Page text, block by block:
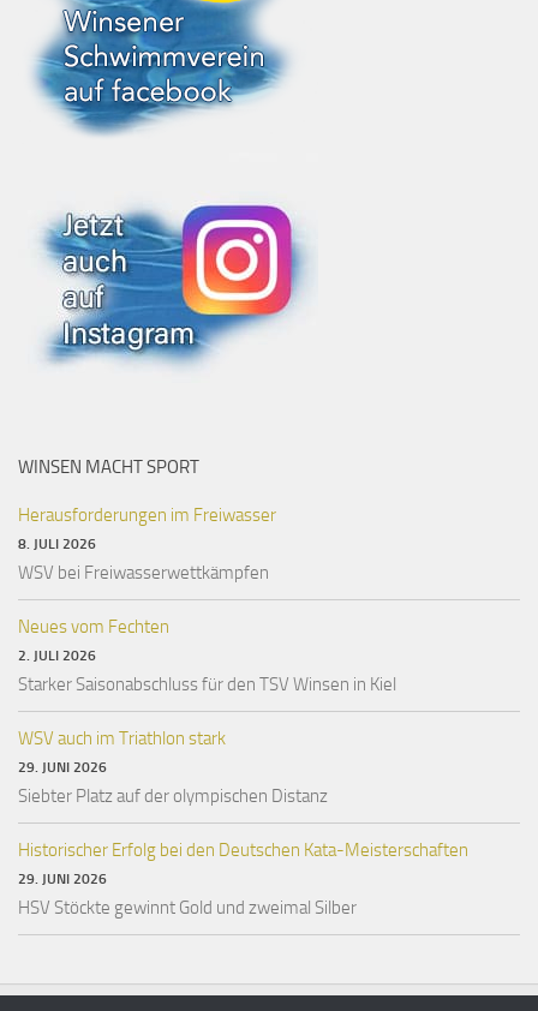
WINSEN MACHT SPORT
Herausforderungen im Freiwasser
8. JULI 2026
WSV bei Freiwasserwettkämpfen
Neues vom Fechten
2. JULI 2026
Starker Saisonabschluss für den TSV Winsen in Kiel
WSV auch im Triathlon stark
29. JUNI 2026
Siebter Platz auf der olympischen Distanz
Historischer Erfolg bei den Deutschen Kata-Meisterschaften
29. JUNI 2026
HSV Stöckte gewinnt Gold und zweimal Silber